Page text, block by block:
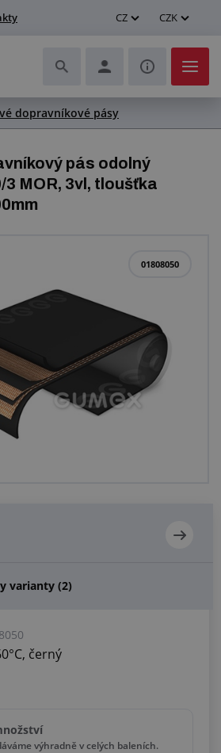
CZ CZK
výrobky
dopravníkové pásy
pás odolný
3 MOR, 3vl, tloušťka
01808050
varianty (2)
černý
výhradně v celých baleních.